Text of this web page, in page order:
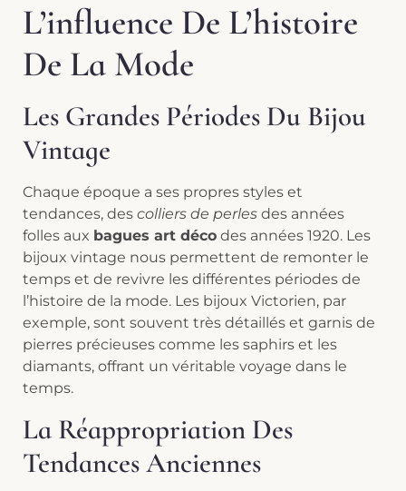
L’influence De L’histoire
De La Mode
Les Grandes Périodes Du Bijou
Vintage
Chaque époque a ses propres styles et
tendances, des colliers de perles des années
folles aux bagues art déco des années 1920. Les
bijoux vintage nous permettent de remonter le
temps et de revivre les différentes périodes de
l’histoire de la mode. Les bijoux Victorien, par
exemple, sont souvent très détaillés et garnis de
pierres précieuses comme les saphirs et les
diamants, offrant un véritable voyage dans le
temps.
La Réappropriation Des
Tendances Anciennes